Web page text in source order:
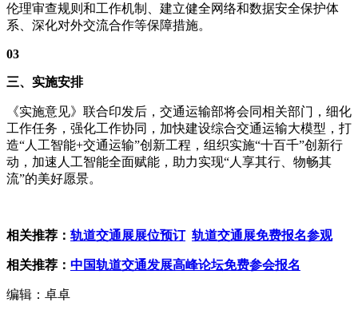
伦理审查规则和工作机制、建立健全网络和数据安全保护体
系、深化对外交流合作等保障措施。
03
三、实施安排
《实施意见》联合印发后，交通运输部将会同相关部门，细化
工作任务，强化工作协同，加快建设综合交通运输大模型，打
造“人工智能+交通运输”创新工程，组织实施“十百千”创新行
动，加速人工智能全面赋能，助力实现“人享其行、物畅其
流”的美好愿景。
相关推荐： 轨道交通展展位预订 轨道交通展免费报名参观
相关推荐： 中国轨道交通发展高峰论坛免费参会报名
编辑：卓卓